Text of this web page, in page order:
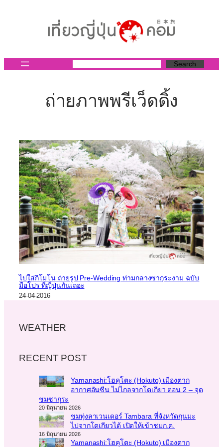
Search
ถ่ายภาพพรีเว็ดดิ้ง
ไปใส่กิโมโน ถ่ายรูป Pre-Wedding ท่ามกลางซากุระงาม ฉบับ
มือโปร ที่ญี่ปุ่นกันเถอะ
24-04-2016
WEATHER
RECENT POST
Yamanashi:โฮคุโตะ (Hokuto) เมืองตาก
อากาศอันซีน ไม่ไกลจากโตเกียว ตอน 2 – จุด
ชมซากุระ
20 มิถุนายน 2026
ชมทุ่งลาเวนเดอร์ Tambara ที่จังหวัดกุนมะ
ไปจากโตเกียวได้ เปิดให้เข้าชมก.ค.
16 มิถุนายน 2026
Yamanashi:โฮคุโตะ (Hokuto) เมืองตาก